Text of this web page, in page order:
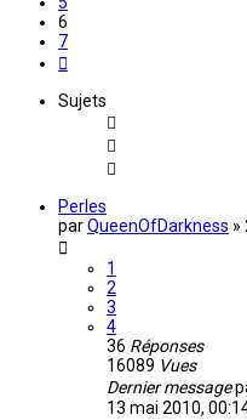
6
7
Sujets
Perles
parQueenOfDarkness »
1
2
3
4
36 Réponses
16089 Vues
Dernier message
13 mai 2010,